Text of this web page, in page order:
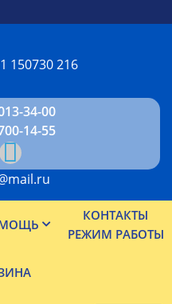
34-00
14-55
КОНТАКТЫ
РЕЖИМ РАБОТЫ